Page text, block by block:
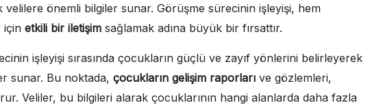
velilere önemli bilgiler sunar. Görüşme sürecinin işleyişi, hem
için etkili bir iletişim sağlamak adına büyük bir fırsattır.
işleyişi sırasında çocukların güçlü ve zayıf yönlerini belirleyerek
sunar. Bu noktada, çocukların gelişim raporları ve gözlemleri,
Veliler, bu bilgileri alarak çocuklarının hangi alanlarda daha fazla